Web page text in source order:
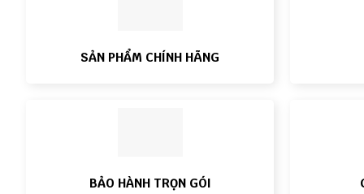
SẢN PHẨM CHÍNH HÃNG
BẢO HÀNH TRỌN GÓI